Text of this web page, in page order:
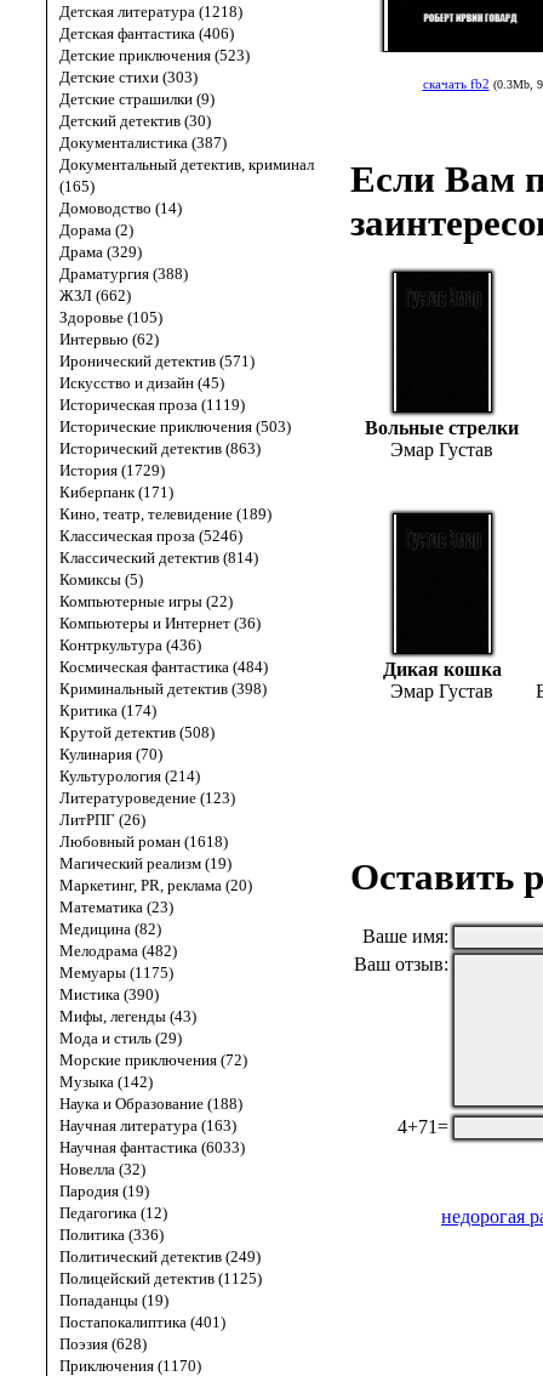
Детская литература (1218)
Детская фантастика (406)
Детские приключения (523)
Детские стихи (303)
Детские страшилки (9)
Детский детектив (30)
Документалистика (387)
Документальный детектив, криминал
(165)
Домоводство (14)
Дорама (2)
Драма (329)
Драматургия (388)
ЖЗЛ (662)
Здоровье (105)
Интервью (62)
Иронический детектив (571)
Искусство и дизайн (45)
Историческая проза (1119)
Исторические приключения (503)
Исторический детектив (863)
История (1729)
Киберпанк (171)
Кино, театр, телевидение (189)
Классическая проза (5246)
Классический детектив (814)
Комиксы (5)
Компьютерные игры (22)
Компьютеры и Интернет (36)
Контркультура (436)
Космическая фантастика (484)
Криминальный детектив (398)
Критика (174)
Крутой детектив (508)
Кулинария (70)
Культурология (214)
Литературоведение (123)
ЛитРПГ (26)
Любовный роман (1618)
Магический реализм (19)
Маркетинг, PR, реклама (20)
Математика (23)
Медицина (82)
Мелодрама (482)
Мемуары (1175)
Мистика (390)
Мифы, легенды (43)
Мода и стиль (29)
Морские приключения (72)
Музыка (142)
Наука и Образование (188)
Научная литература (163)
Научная фантастика (6033)
Новелла (32)
Пародия (19)
Педагогика (12)
Политика (336)
Политический детектив (249)
Полицейский детектив (1125)
Попаданцы (19)
Постапокалиптика (401)
Поэзия (628)
Приключения (1170)
скачать fb2 (0.3Mb,
Если Вам
Вольные стрелки
Эмар Густав
Дикая кошка
Эмар Густав
Оставить
Ваше имя:
Ваш отзыв:
4+71=
недорогая